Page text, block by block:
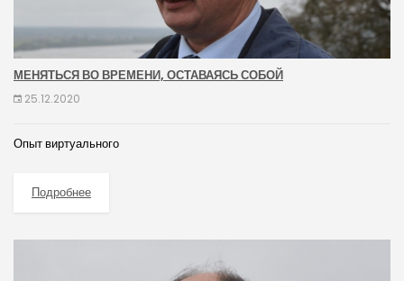
МЕНЯТЬСЯ ВО ВРЕМЕНИ, ОСТАВАЯСЬ СОБОЙ
25.12.2020
Опыт виртуального
Подробнее